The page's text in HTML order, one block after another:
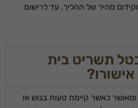
מהיר של ההליך, עד לרישום
תשריט בית
כאשר קיימת טעות בגוש או